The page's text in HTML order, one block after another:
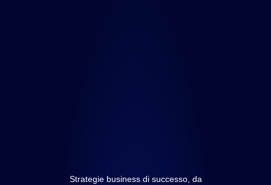
Strategie business di successo, da